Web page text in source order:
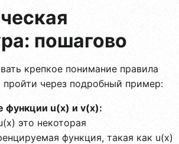
пошагово
крепкое понимание правила
пройти через подробный пример:
функции u(x) и v(x):
это некоторая
функция, такая как u(x)